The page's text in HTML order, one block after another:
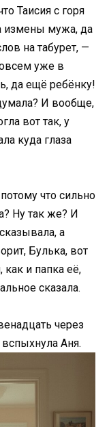
Таисия с горя
измены мужа, да
на табурет, —
уже в
да ещё ребёнку!
И вообще,
вот так, у
куда глаза
что сильно
Ну так же? И
а
Булька, вот
и папка её,
сказала.
через
Аня.